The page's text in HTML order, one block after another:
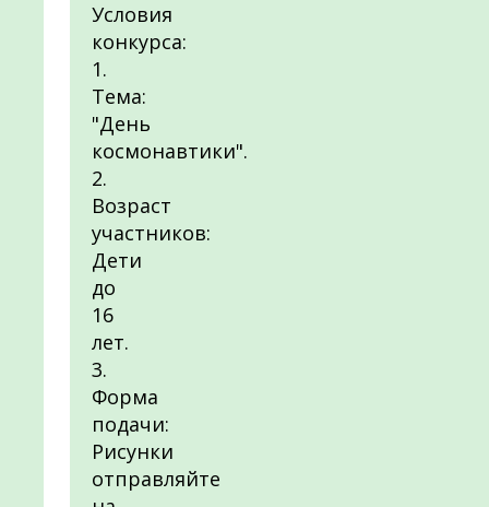
Условия
конкурса:
1.
Тема:
"День
космонавтики".
2.
Возраст
участников:
Дети
до
16
лет.
3.
Форма
подачи:
Рисунки
отправляйте